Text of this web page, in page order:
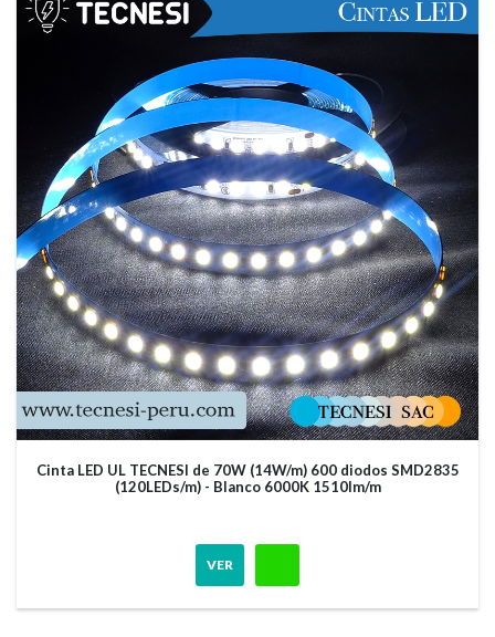
Cinta LED UL TECNESI de 70W (14W/m) 600 diodos SMD2835
(120LEDs/m) - Blanco 6000K 1510lm/m
VER